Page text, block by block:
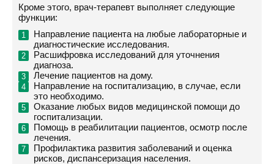
Кроме этого, врач-терапевт выполняет следующие
функции:
Направление пациента на любые лабораторные и
диагностические исследования.
Расшифровка исследований для уточнения
диагноза.
Лечение пациентов на дому.
Направление на госпитализацию, в случае, если
это необходимо.
Оказание любых видов медицинской помощи до
госпитализации.
Помощь в реабилитации пациентов, осмотр после
лечения.
Профилактика развития заболеваний и оценка
рисков, диспансеризация населения.